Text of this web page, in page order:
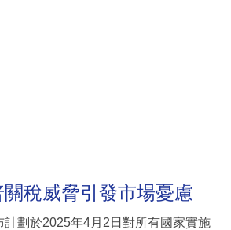
稅威脅引發市場憂慮
計劃於2025年4月2日對所有國家實施